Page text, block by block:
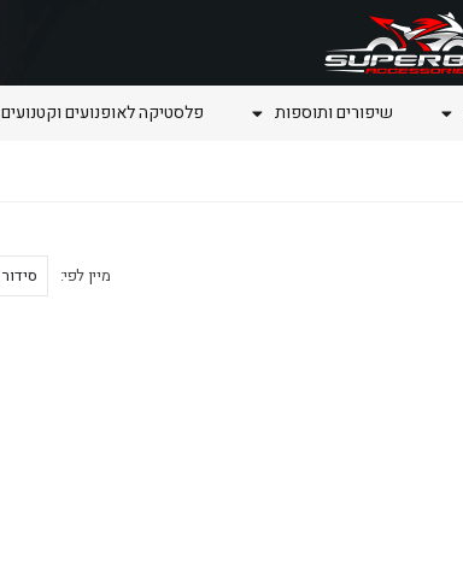
שיפורים ותוספות פלסטיקה לאופנועים וקטנועים
מיין לפי: